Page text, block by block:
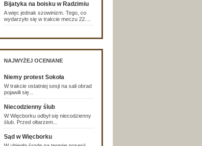
Bijatyka na boisku w Radzimiu
A więc jednak szowinizm. Tego, co
wydarzyło się w trakcie meczu 22....
NAJWYŻEJ OCENIANE
Niemy protest Sokoła
W trakcie ostatniej sesji na sali obrad
pojawili się...
Niecodzienny ślub
W Więcborku odbył się niecodzienny
ślub. Przed ołtarzem...
Sąd w Więcborku